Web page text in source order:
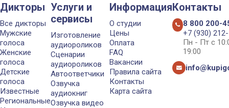
Дикторы
Все дикторы
Мужские
голоса
Женские
голоса
Детские
голоса
Известные
Региональные
Услуги и
сервисы
Изготовление
аудиороликов
Сценарии
аудиороликов
Автоответчики
Озвучка
аудиокниг
Озвучка видео
Информация
О студии
Цены
Оплата
FAQ
Вакансии
Правила сайта
Контакты
Карта сайта
Контакты
8 800 200-
+7 (930)
Пн - Пт с
19:00